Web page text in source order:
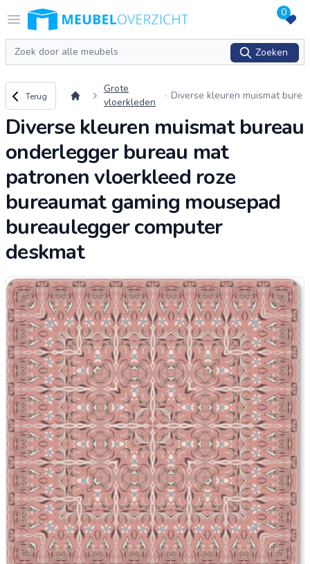
Open menu
Logo Meubeloverzicht.nl 0
Zoeken
Zoeken
Terug naar overzicht
Terug
Grote
vloerkleden
Diverse kleuren muismat bure
atronen vloerkleed roze burea
umat gaming mous...
Diverse kleuren muismat bureau
onderlegger bureau mat
patronen vloerkleed roze
bureaumat gaming mousepad
bureaulegger computer
deskmat